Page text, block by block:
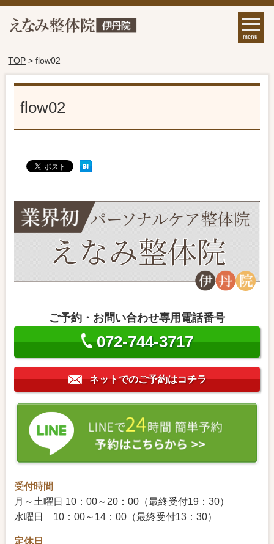
menu
TOP > flow02
flow02
ご予約・お問い合わせ専用電話番号
072-744-3717
ネットでのご予約はコチラ
受付時間
月～土曜日 10：00～20：00（最終受付19：30）
水曜日 10：00～14：00（最終受付13：30）
定休日